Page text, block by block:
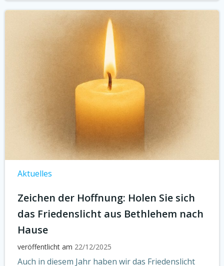
Aktuelles
Zeichen der Hoffnung: Holen Sie sich
das Friedenslicht aus Bethlehem nach
Hause
veröffentlicht am 22/12/2025
Auch in diesem Jahr haben wir das Friedenslicht